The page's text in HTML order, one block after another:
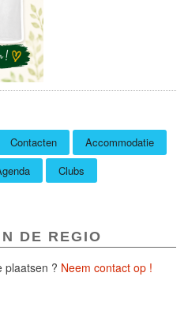
Contacten
Accommodatie
Clubs
DE REGIO
plaatsen ? Neem contact op !